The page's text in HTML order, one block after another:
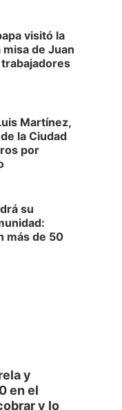
visitó la
de Juan
Martínez,
la Ciudad
por
su
más de 50
y
en el
y lo